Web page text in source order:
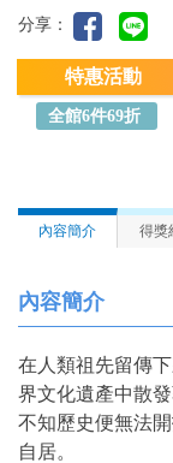
分享：
特惠活動
全館6件69折
內容簡介 得獎
內容簡介
在人類祖先留傳
界文化遺產中散
不知歷史便無法
自居。